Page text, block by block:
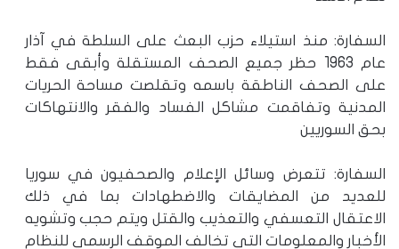
السفارة: منذ استيلاء حزب البعث على السلطة في آذار
عام 1963 حظر جميع الصحف المستقلة وأبقى فقط
على الصحف الناطقة باسمه وتقلصت مساحة الحريات
المدنية وتفاقمت مشاكل الفساد والفقر والانتهاكات
بحق السوريين
السفارة: تتعرض وسائل الإعلام والصحفيون في سوريا
للعديد من المضايقات والاضطهادات بما في ذلك
الاعتقال التعسفي والتعذيب والقتل ويتم حجب وتشويه
الأخبار والمعلومات التي تخالف الموقف الرسمي للنظام